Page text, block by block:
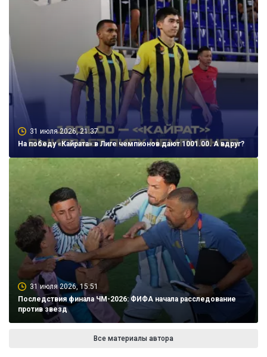
31 июля 2026, 21:37
На победу «Кайрата» в Лиге чемпионов дают 1001.00. А вдруг?
31 июля 2026, 15:51
Последствия финала ЧМ-2026: ФИФА начала расследование
против звезд
Все материалы автора